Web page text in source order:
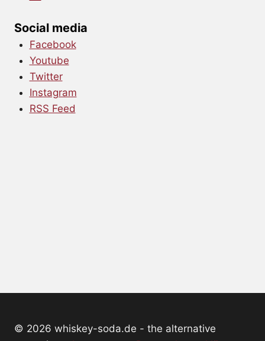
Social media
Facebook
Youtube
Twitter
Instagram
RSS Feed
© 2026 whiskey-soda.de - the alternative